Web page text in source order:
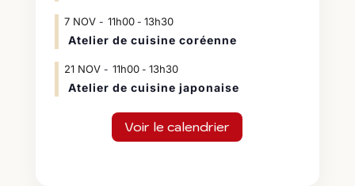
7 NOV 11h00- 13h30
Atelier de cuisine coréenne
21 NOV 11h00- 13h30
Atelier de cuisine japonaise
Voir le calendrier